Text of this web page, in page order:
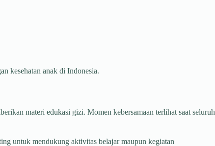
kesehatan anak di Indonesia.
materi edukasi gizi. Momen kebersamaan terlihat saat seluruh
untuk mendukung aktivitas belajar maupun kegiatan